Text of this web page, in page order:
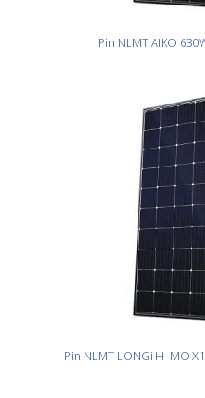
Pin NLMT AIKO
Pin NLMT LONGi Hi-MO